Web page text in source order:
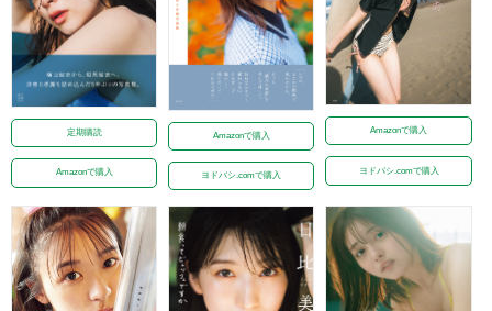
定期購読
Amazonで購入
Amazonで購入
ヨドバシ.comで購入
Amazonで購入
ヨドバシ.comで購入